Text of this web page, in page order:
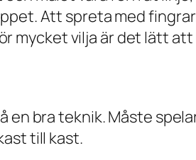
Att spreta med
mycket vilja är det lätt
en bra teknik. Måste
till kast.